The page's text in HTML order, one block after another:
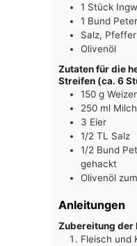
1 Stück
1 Bund
Salz, Pfeffer
Olivenöl
Zutaten für die
Streifen (ca. 6
150 g
250 ml Milch
3 Eier
1/2 TL
Salz
1/2 Bund
gehackt
Olivenöl
Anleitungen
Zubereitung der
Fleisch und